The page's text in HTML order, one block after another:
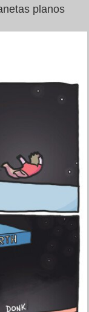
planos